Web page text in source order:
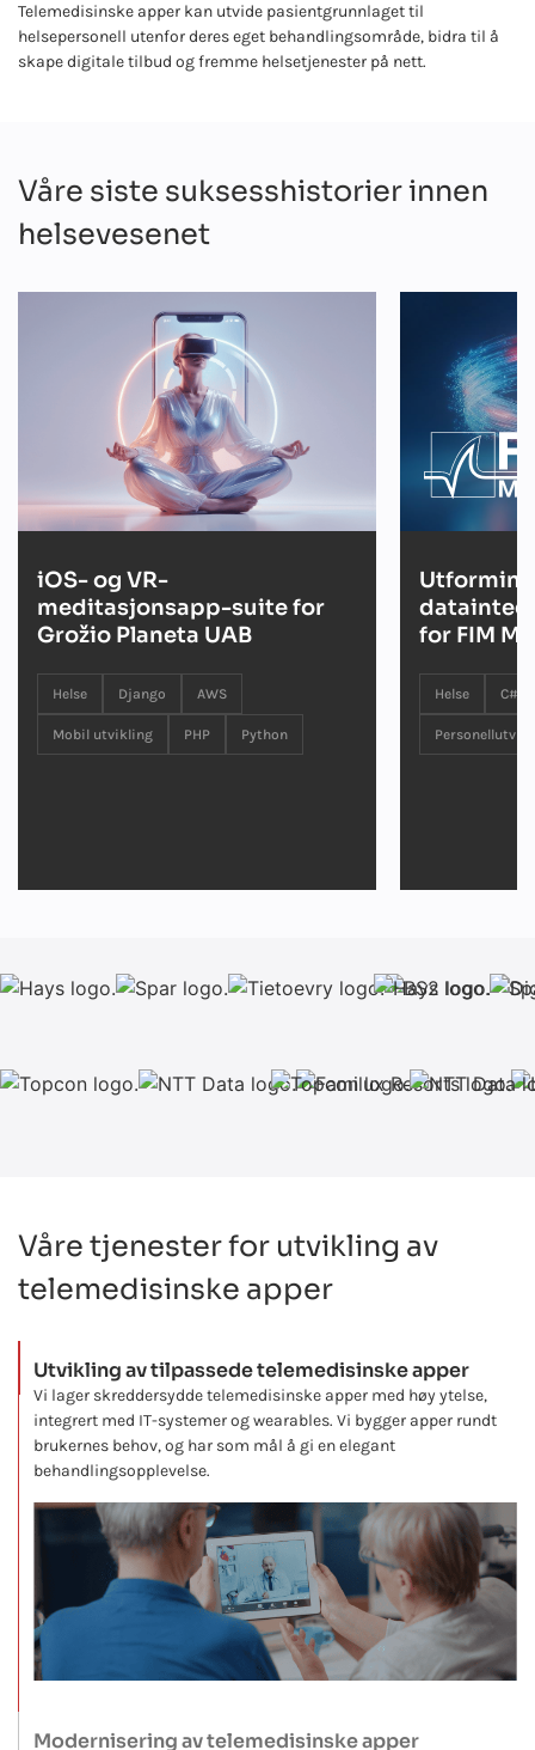
Telemedisinske apper kan utvide pasientgrunnlaget til
helsepersonell utenfor deres eget behandlingsområde, bidra til å
skape digitale tilbud og fremme helsetjenester på nett.
Våre siste suksesshistorier innen
helsevesenet
iOS- og VR-
meditasjonsapp-suite for
Grožio Planeta UAB
Helse Django AWS
Mobil utvikling PHP Python
for FIM
Helse C#
Våre tjenester for utvikling av
telemedisinske apper
Utvikling av tilpassede telemedisinske apper
Vi lager skreddersydde telemedisinske apper med høy ytelse,
integrert med IT-systemer og wearables. Vi bygger apper rundt
brukernes behov, og har som mål å gi en elegant
behandlingsopplevelse.
Modernisering av telemedisinske apper